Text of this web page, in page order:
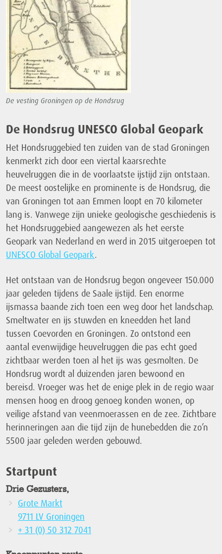
De vesting Groningen op de Hondsrug
De Hondsrug UNESCO Global Geopark
Het Hondsruggebied ten zuiden van de stad Groningen
kenmerkt zich door een viertal kaarsrechte
heuvelruggen die in de voorlaatste ijstijd zijn ontstaan.
De meest oostelijke en prominente is de Hondsrug, die
van Groningen tot aan Emmen loopt en 70 kilometer
lang is. Vanwege zijn unieke geologische geschiedenis is
het Hondsruggebied aangewezen als het eerste
Geopark van Nederland en werd in 2015 uitgeroepen tot
UNESCO Global Geopark.
Het ontstaan van de Hondsrug begon ongeveer 150.000
jaar geleden tijdens de Saale ijstijd. Een enorme
ijsmassa baande zich toen een weg door het landschap.
Smeltwater en ijs stuwden en kneedden het land
tussen Coevorden en Groningen. Zo ontstond een
aantal evenwijdige heuvelruggen die pas echt goed
zichtbaar werden toen al het ijs was gesmolten. De
Hondsrug wordt al duizenden jaren bewoond en
bereisd. Vroeger was het de enige plek in de regio waar
mensen hoog en droog genoeg konden wonen, op
veilige afstand van veenmoerassen en de zee. Zichtbare
herinneringen aan die tijd zijn de hunebedden die zo’n
5500 jaar geleden werden gebouwd.
Startpunt
Drie Gezusters,
Grote Markt
9711 LV Groningen
+ 31 (0) 50 312 7041